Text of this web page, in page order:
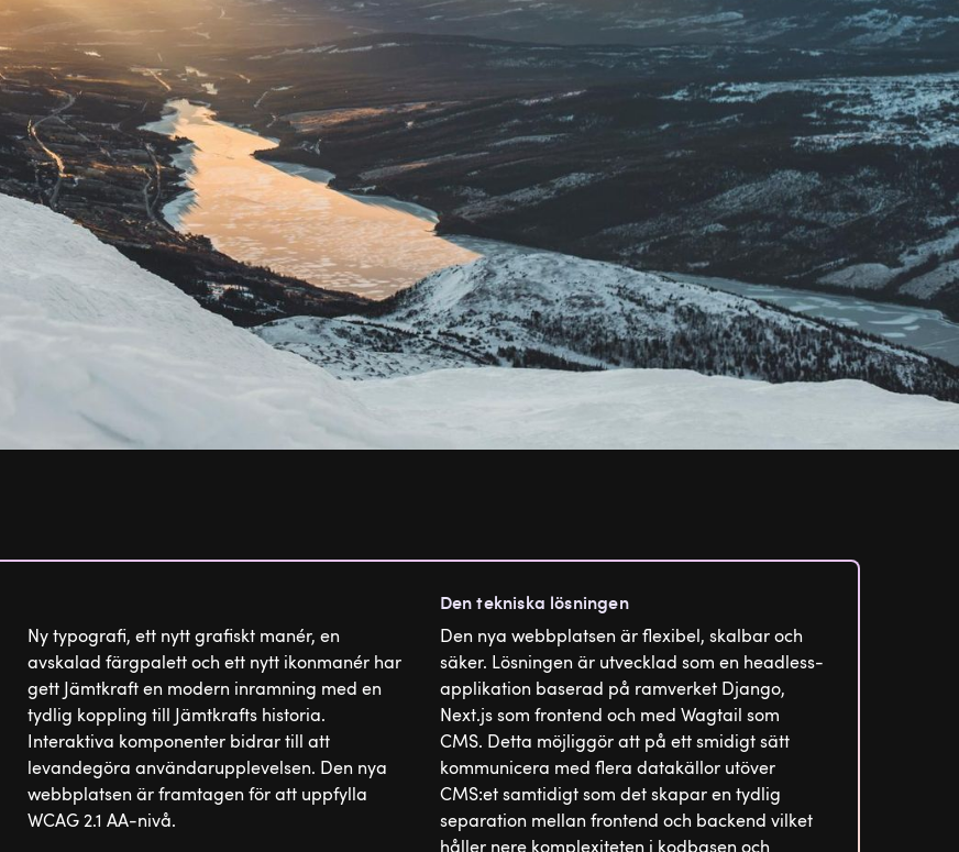
Ny typografi, ett nytt grafiskt manér, en
avskalad färgpalett och ett nytt ikonmanér har
gett Jämtkraft en modern inramning med en
tydlig koppling till Jämtkrafts historia.
Interaktiva komponenter bidrar till att
levandegöra användarupplevelsen. Den nya
webbplatsen är framtagen för att uppfylla
WCAG 2.1 AA-nivå.
Den tekniska lösningen
Den nya webbplatsen är flexibel, skalbar och
säker. Lösningen är utvecklad som en headless-
applikation baserad på ramverket Django,
Next.js som frontend och med Wagtail som
CMS. Detta möjliggör att på ett smidigt sätt
kommunicera med flera datakällor utöver
CMS:et samtidigt som det skapar en tydlig
separation mellan frontend och backend vilket
håller nere komplexiteten i kodbasen och